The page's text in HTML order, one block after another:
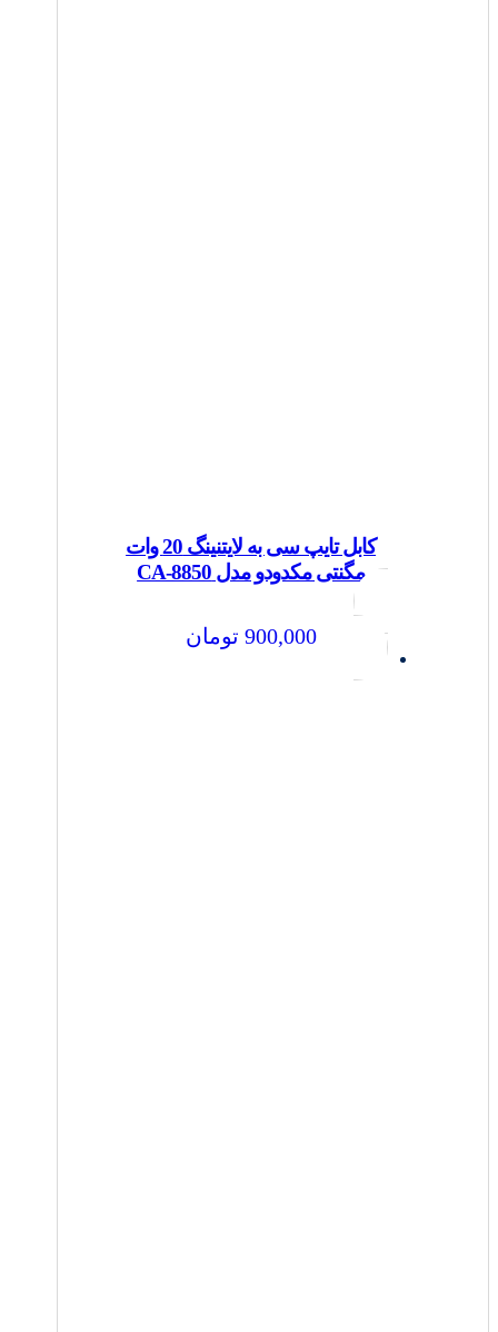
کابل تایپ سی به لایتنینگ 20 وات
مگنتی مکدودو مدل CA-8850
900,000 تومان